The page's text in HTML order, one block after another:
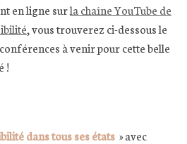
en ligne surla chaîne YouTube de
, vous trouverez ci-dessous le
à venir pour cette belle
!
dans tous ses états » avec